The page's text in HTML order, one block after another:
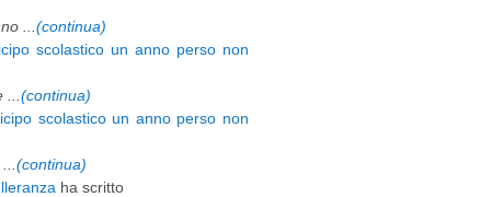
... (continua)
scolastico un anno perso non
(continua)
scolastico un anno perso non
(continua)
ha scritto